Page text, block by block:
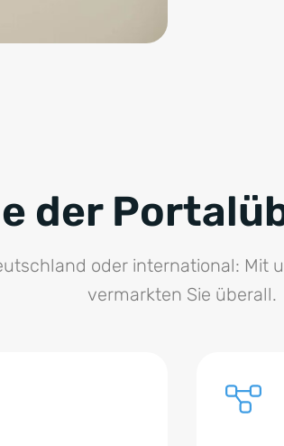
der
oder international: Mit
vermarkten Sie überall.